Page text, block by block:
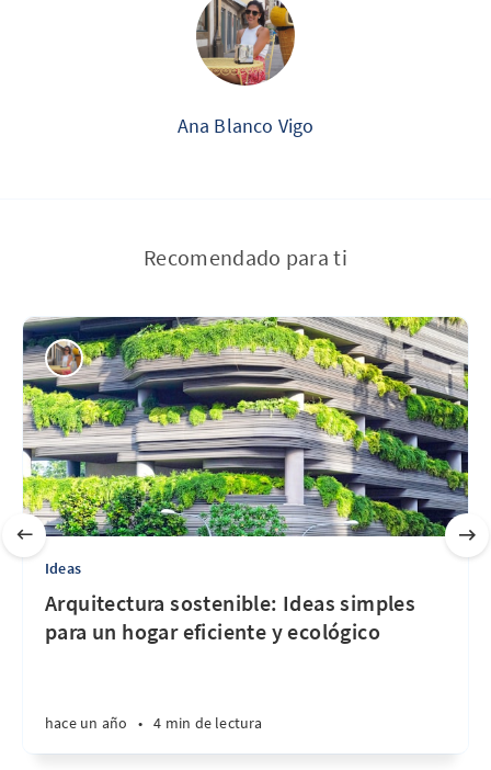
Ana Blanco Vigo
Recomendado para ti
Ideas
Arquitectura sostenible: Ideas simples
para un hogar eficiente y ecológico
hace un año • 4 min de lectura